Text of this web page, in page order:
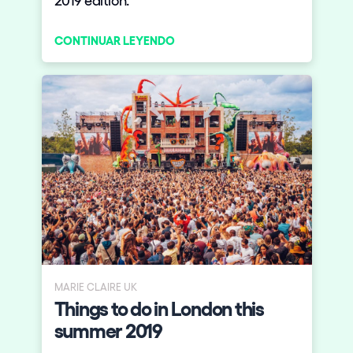
CONTINUAR LEYENDO
MARIE CLAIRE UK
Things to do in London this
summer 2019